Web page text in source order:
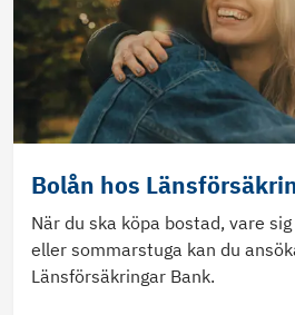
Bolån hos
När du ska köpa bostad, vare
eller sommarstuga kan du
Länsförsäkringar Bank.